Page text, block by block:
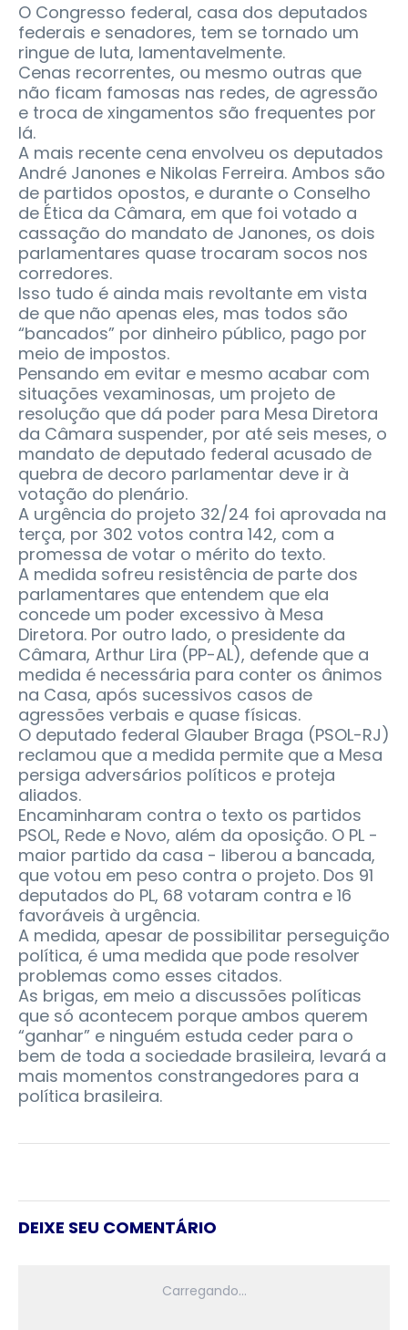
O Congresso federal, casa dos deputados
federais e senadores, tem se tornado um
ringue de luta, lamentavelmente.
Cenas recorrentes, ou mesmo outras que
não ficam famosas nas redes, de agressão
e troca de xingamentos são frequentes por
lá.
A mais recente cena envolveu os deputados
André Janones e Nikolas Ferreira. Ambos são
de partidos opostos, e durante o Conselho
de Ética da Câmara, em que foi votado a
cassação do mandato de Janones, os dois
parlamentares quase trocaram socos nos
corredores.
Isso tudo é ainda mais revoltante em vista
de que não apenas eles, mas todos são
“bancados” por dinheiro público, pago por
meio de impostos.
Pensando em evitar e mesmo acabar com
situações vexaminosas, um projeto de
resolução que dá poder para Mesa Diretora
da Câmara suspender, por até seis meses, o
mandato de deputado federal acusado de
quebra de decoro parlamentar deve ir à
votação do plenário.
A urgência do projeto 32/24 foi aprovada na
terça, por 302 votos contra 142, com a
promessa de votar o mérito do texto.
A medida sofreu resistência de parte dos
parlamentares que entendem que ela
concede um poder excessivo à Mesa
Diretora. Por outro lado, o presidente da
Câmara, Arthur Lira (PP-AL), defende que a
medida é necessária para conter os ânimos
na Casa, após sucessivos casos de
agressões verbais e quase físicas.
O deputado federal Glauber Braga (PSOL-RJ)
reclamou que a medida permite que a Mesa
persiga adversários políticos e proteja
aliados.
Encaminharam contra o texto os partidos
PSOL, Rede e Novo, além da oposição. O PL -
maior partido da casa - liberou a bancada,
que votou em peso contra o projeto. Dos 91
deputados do PL, 68 votaram contra e 16
favoráveis à urgência.
A medida, apesar de possibilitar perseguição
política, é uma medida que pode resolver
problemas como esses citados.
As brigas, em meio a discussões políticas
que só acontecem porque ambos querem
“ganhar” e ninguém estuda ceder para o
bem de toda a sociedade brasileira, levará a
mais momentos constrangedores para a
política brasileira.
DEIXE SEU COMENTÁRIO